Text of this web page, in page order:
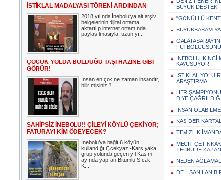
İSTİKLAL MADALYASI TÖRENİ ARDINDAN
2018 yılında İnebolu’ya ait arşiv
belgelerinin dijital ortama
aktarılıp internet ortamında
paylaşılmasıyla, uzun yı...
ÇOCUK YOLDA BULDUĞU TAŞI HAZİNE GİBİ
GÖRÜR!
İnsan en çok ne zaman insandır,
bilir misiniz ?
SAHİPSİZ İNEBOLU!! ÇİLEYİ KÖYLÜ ÇEKİYOR;
FATURAYI KİM ÖDEYECEK?
İnebolu’ya bağlı 6 köyün
kullandığı Çiçekyazı-Karşıyaka
grup yolunda geçen yıl Kasım
ayında yapılan Bitümlü Sıcak
K...
BÜYÜK DESTEK
"GÖNÜLLÜ
BÜYÜKBABAM
İNEBOLU İKİNCİ
KAVUŞUYOR
İSTİKLAL YOLU
ARAŞTIRMA
HER
DİYE
İNSAN
KAS-DER
TEMİZLİK
MECİT
TECBÜRE
NEDEN
DELİ SANILAN